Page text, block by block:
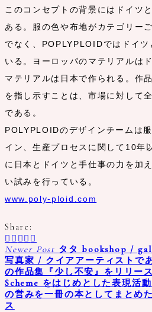
このコンセプトの背景にはドイツ
ある。服の色や布地がカテゴリー
でなく、POPLYPLOIDではドイツ
いる。ヨーロッパのマテリアルは
マテリアルは日本で作られる。作
を指し示すことは、市場に対して
である。
POLYPLOIDのデザインチームは
イン、生産プロセスに関して10年
に日本とドイツと手仕事の力を加
い試みを行っている。
www.poly-ploid.com
Share:
Newer Post タタ bookshop /
写真家 / クイアアーティストで
の作品集『少し不安』をリリース
Scheme をはじめとした表現活
の営みを一冊の本としてまとめ
ス